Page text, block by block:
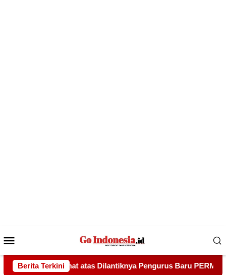
Mobile
Berita Terkini
Baru PERMATA Batam Periode 2026–2031